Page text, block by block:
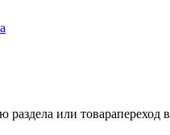
раздела или товарапереход